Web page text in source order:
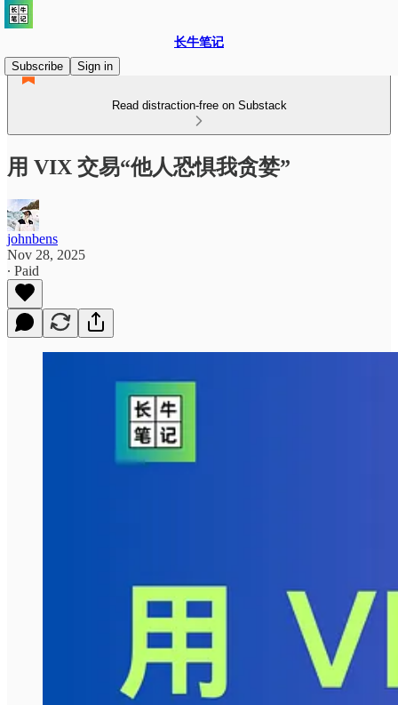
长牛笔记
Subscribe
Sign in
Read distraction-free on Substack
用 VIX 交易“他人恐惧我贪婪”
johnbens
Nov 28, 2025
∙ Paid